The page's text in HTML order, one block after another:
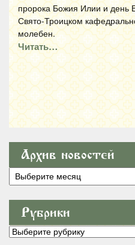
пророка Божия Илии и день
Свято-Троицком
молебен.
Читать…
Архив новостей
Архив
новостей
Рубрики
Рубрики